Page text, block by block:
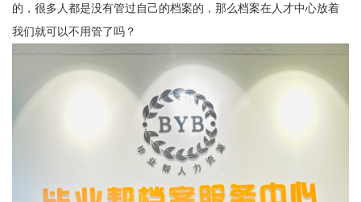
的，很多人都是没有管过自己的档案的，那么档案在人才中心放着
我们就可以不用管了吗？